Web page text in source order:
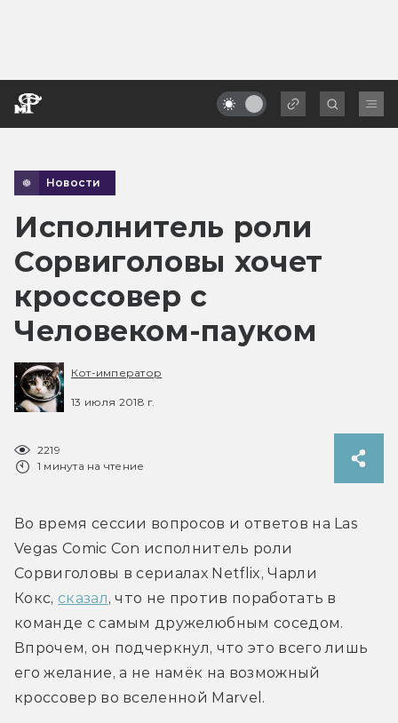
Новости
Исполнитель роли
Сорвиголовы хочет
кроссовер с
Человеком-пауком
Кот-император
13 июля 2018 г.
2219
1 минута на чтение
Во время сессии вопросов и ответов на Las
Vegas Comic Con исполнитель роли
Сорвиголовы в сериалах Netflix, Чарли
Кокс, сказал, что не против поработать в
команде с самым дружелюбным соседом.
Впрочем, он подчеркнул, что это всего лишь
его желание, а не намёк на возможный
кроссовер во вселенной Marvel.